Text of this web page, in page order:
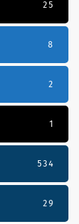
25
8
2
1
534
29